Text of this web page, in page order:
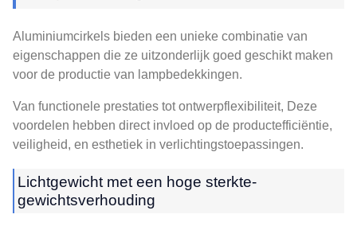
Aluminiumcirkels bieden een unieke combinatie van
eigenschappen die ze uitzonderlijk goed geschikt maken
voor de productie van lampbedekkingen.
Van functionele prestaties tot ontwerpflexibiliteit, Deze
voordelen hebben direct invloed op de productefficiëntie,
veiligheid, en esthetiek in verlichtingstoepassingen.
Lichtgewicht met een hoge sterkte-
gewichtsverhouding